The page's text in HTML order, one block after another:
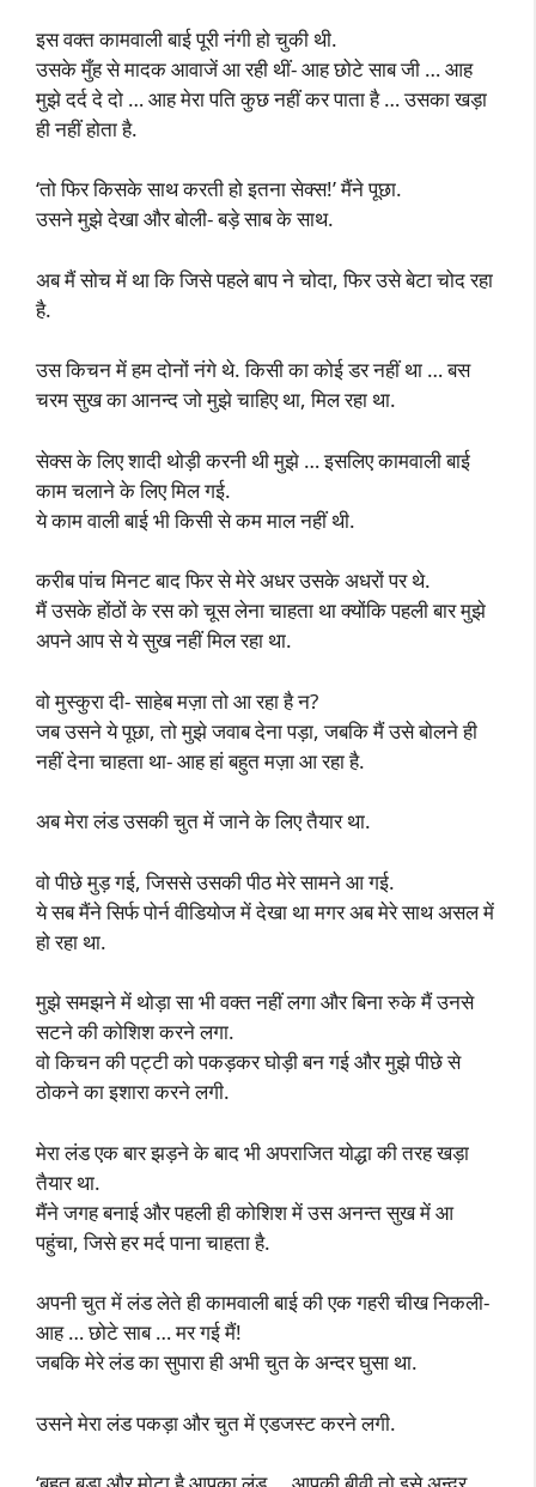
इस वक्त कामवाली बाई पूरी नंगी हो चुकी थी.
उसके मुँह से मादक आवाजें आ रही थीं- आह छोटे साब जी … आह
मुझे दर्द दे दो … आह मेरा पति कुछ नहीं कर पाता है … उसका खड़ा
ही नहीं होता है.
‘तो फिर किसके साथ करती हो इतना सेक्स!’ मैंने पूछा.
उसने मुझे देखा और बोली- बड़े साब के साथ.
अब मैं सोच में था कि जिसे पहले बाप ने चोदा, फिर उसे बेटा चोद रहा
है.
उस किचन में हम दोनों नंगे थे. किसी का कोई डर नहीं था … बस
चरम सुख का आनन्द जो मुझे चाहिए था, मिल रहा था.
सेक्स के लिए शादी थोड़ी करनी थी मुझे … इसलिए कामवाली बाई
काम चलाने के लिए मिल गई.
ये काम वाली बाई भी किसी से कम माल नहीं थी.
करीब पांच मिनट बाद फिर से मेरे अधर उसके अधरों पर थे.
मैं उसके होंठों के रस को चूस लेना चाहता था क्योंकि पहली बार मुझे
अपने आप से ये सुख नहीं मिल रहा था.
वो मुस्कुरा दी- साहेब मज़ा तो आ रहा है न?
जब उसने ये पूछा, तो मुझे जवाब देना पड़ा, जबकि मैं उसे बोलने ही
नहीं देना चाहता था- आह हां बहुत मज़ा आ रहा है.
अब मेरा लंड उसकी चुत में जाने के लिए तैयार था.
वो पीछे मुड़ गई, जिससे उसकी पीठ मेरे सामने आ गई.
ये सब मैंने सिर्फ पोर्न वीडियोज में देखा था मगर अब मेरे साथ असल में
हो रहा था.
मुझे समझने में थोड़ा सा भी वक्त नहीं लगा और बिना रुके मैं उनसे
सटने की कोशिश करने लगा.
वो किचन की पट्टी को पकड़कर घोड़ी बन गई और मुझे पीछे से
ठोकने का इशारा करने लगी.
मेरा लंड एक बार झड़ने के बाद भी अपराजित योद्धा की तरह खड़ा
तैयार था.
मैंने जगह बनाई और पहली ही कोशिश में उस अनन्त सुख में आ
पहुंचा, जिसे हर मर्द पाना चाहता है.
अपनी चुत में लंड लेते ही कामवाली बाई की एक गहरी चीख निकली-
आह … छोटे साब … मर गई मैं!
जबकि मेरे लंड का सुपारा ही अभी चुत के अन्दर घुसा था.
उसने मेरा लंड पकड़ा और चुत में एडजस्ट करने लगी.